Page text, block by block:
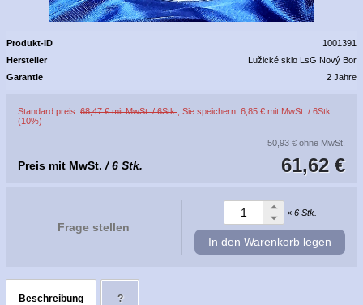
Produkt-ID
1001391
Hersteller
Lužické sklo LsG Nový Bor
Garantie
2 Jahre
Standard preis: 68,47 € mit MwSt. / 6Stk. , Sie speichern: 6,85 € mit MwSt. / 6Stk.
(10%)
50,93 € ohne MwSt.
61,62 €
Preis mit MwSt. / 6 Stk.
Frage stellen
× 6 Stk.
In den Warenkorb legen
Beschreibung ?